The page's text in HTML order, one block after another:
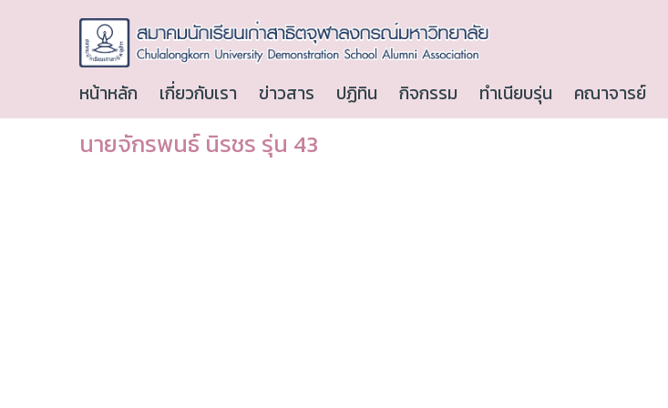
หน้าหลัก เกี่ยวกับเรา ข่าวสาร ปฏิทิน กิจกรรม ทำเนียบรุ่น คณาจารย์
นายจักรพนธ์ นิรชร รุ่น 43